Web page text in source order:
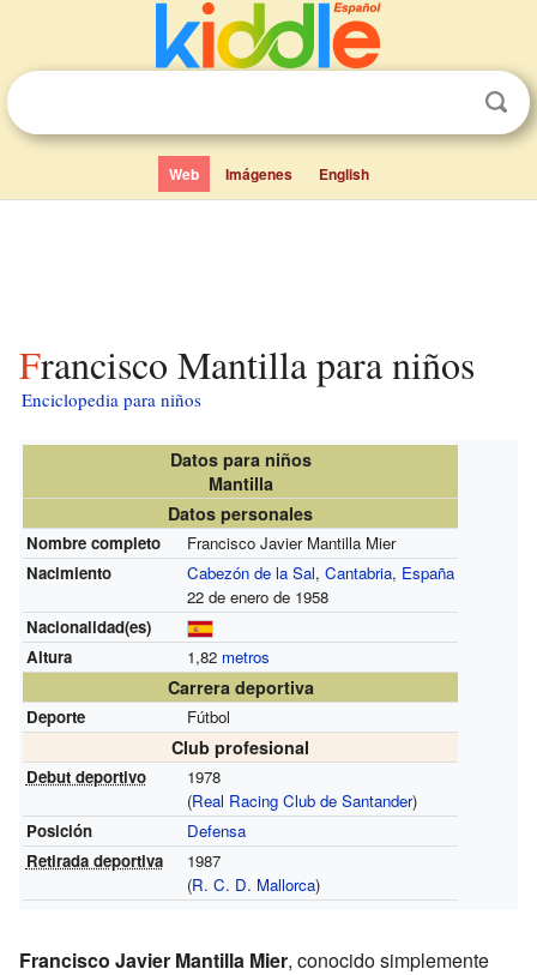
Web Imágenes English
Francisco Mantilla para niños
Enciclopedia para niños
Datos para niños
Mantilla
Datos personales
Nombre completo
Francisco Javier Mantilla Mier
Nacimiento
Cabezón de la Sal, Cantabria, España
22 de enero de 1958
Nacionalidad(es)
Altura
1,82 metros
Carrera deportiva
Deporte Fútbol
Club profesional
Debut deportivo
1978
(Real Racing Club de Santander)
Posición
Defensa
Retirada deportiva
1987
(R. C. D. Mallorca)
Francisco Javier Mantilla Mier, conocido simplemente